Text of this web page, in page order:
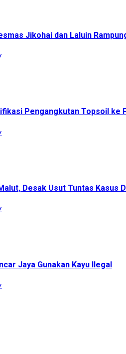
Jikohai dan Laluin
Pengangkutan Topsoil ke
Desak Usut Tuntas Kasus
Jaya Gunakan Kayu Ilegal